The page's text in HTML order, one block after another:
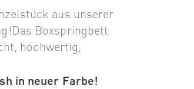
aus unserer
Boxspringbett
hochwertig,
in neuer Farbe!